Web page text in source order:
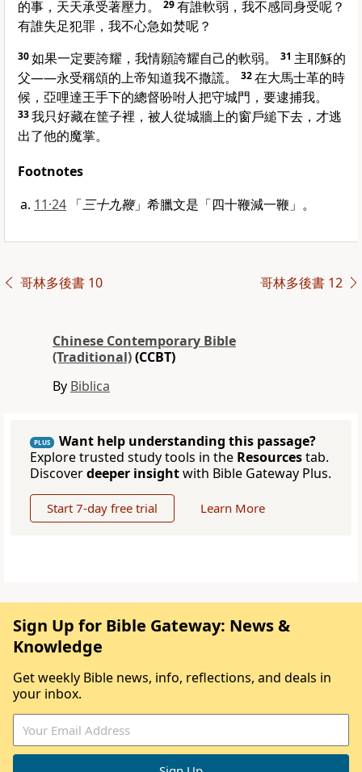
的事，天天承受著壓力。 29有誰軟弱，我不感同身受呢？
有誰失足犯罪，我不心急如焚呢？
30如果一定要誇耀，我情願誇耀自己的軟弱。 31 主耶穌的
父——永受稱頌的上帝知道我不撒謊。
32在大馬士革的時
候，亞哩達王手下的總督吩咐人把守城門，要逮捕我。
33我只好藏在筐子裡，被人從城牆上的窗戶縋下去，才逃
出了他的魔掌。
Footnotes
11·24 「三十九鞭」希臘文是「四十鞭減一鞭」。
哥林多後書 10 哥林多後書 12
Chinese Contemporary Bible
(Traditional)(CCBT)
By Biblica
PLUS
Want help understanding this passage?
Explore trusted study tools in the Resourcestab.
Discoverdeeper insightwith Bible Gateway Plus.
Start 7-day free trial Learn More
Sign Up for Bible Gateway: News &
Knowledge
Get weekly Bible news, info, reflections, and deals in
your inbox.